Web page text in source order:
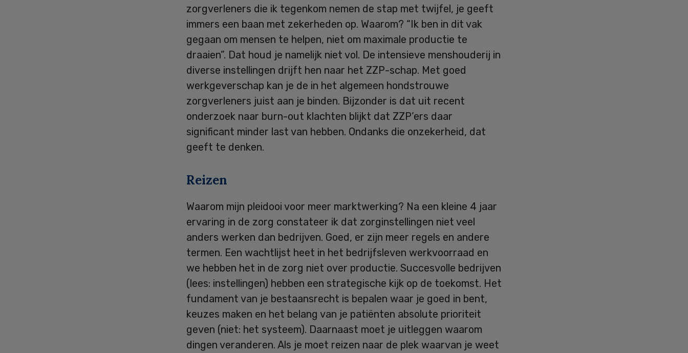
zorgverleners die ik tegenkom nemen de stap met twijfel, je geeft
immers een baan met zekerheden op. Waarom? “Ik ben in dit vak
gegaan om mensen te helpen, niet om maximale productie te
draaien”. Dat houd je namelijk niet vol. De intensieve menshouderij in
diverse instellingen drijft hen naar het ZZP-schap. Met goed
werkgeverschap kan je de in het algemeen hondstrouwe
zorgverleners juist aan je binden. Bijzonder is dat uit recent
onderzoek naar burn-out klachten blijkt dat ZZP’ers daar
significant minder last van hebben. Ondanks die onzekerheid, dat
geeft te denken.
Reizen
Waarom mijn pleidooi voor meer marktwerking? Na een kleine 4 jaar
ervaring in de zorg constateer ik dat zorginstellingen niet veel
anders werken dan bedrijven. Goed, er zijn meer regels en andere
termen. Een wachtlijst heet in het bedrijfsleven werkvoorraad en
we hebben het in de zorg niet over productie. Succesvolle bedrijven
(lees: instellingen) hebben een strategische kijk op de toekomst. Het
fundament van je bestaansrecht is bepalen waar je goed in bent,
keuzes maken en het belang van je patiënten absolute prioriteit
geven (niet: het systeem). Daarnaast moet je uitleggen waarom
dingen veranderen. Als je moet reizen naar de plek waarvan je weet